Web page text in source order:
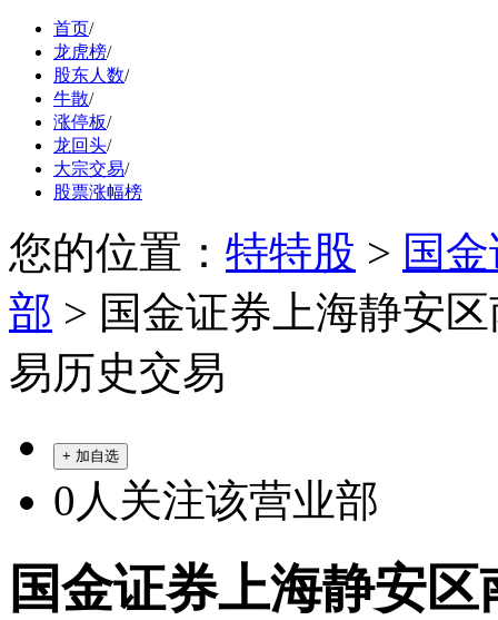
首页/
龙虎榜/
股东人数/
牛散/
涨停板/
龙回头/
大宗交易/
股票涨幅榜
您的位置： 特特股 > 国
部 > 国金证券上海静安
易历史交易
+ 加自选
0 人关注该营业部
国金证券上海静安